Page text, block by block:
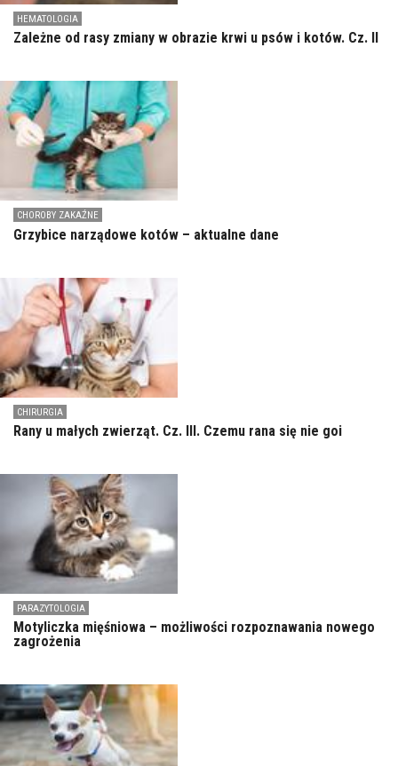
HEMATOLOGIA
Zależne od rasy zmiany w obrazie krwi u psów i kotów. Cz. II
CHOROBY ZAKAŹNE
Grzybice narządowe kotów – aktualne dane
CHIRURGIA
Rany u małych zwierząt. Cz. III. Czemu rana się nie goi
PARAZYTOLOGIA
Motyliczka mięśniowa – możliwości rozpoznawania nowego
zagrożenia